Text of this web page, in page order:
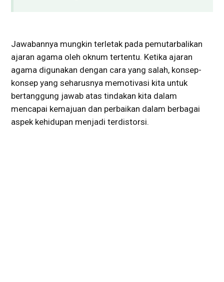
Jawabannya mungkin terletak pada pemutarbalikan
ajaran agama oleh oknum tertentu. Ketika ajaran
agama digunakan dengan cara yang salah, konsep-
konsep yang seharusnya memotivasi kita untuk
bertanggung jawab atas tindakan kita dalam
mencapai kemajuan dan perbaikan dalam berbagai
aspek kehidupan menjadi terdistorsi.